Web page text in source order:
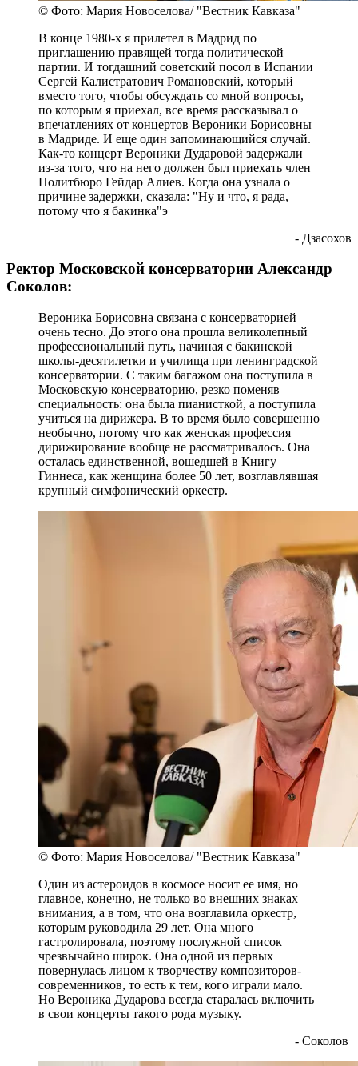
© Фото: Мария Новоселова/ "Вестник Кавказа"
В конце 1980-х я прилетел в Мадрид по
приглашению правящей тогда политической
партии. И тогдашний советский посол в Испании
Сергей Калистратович Романовский, который
вместо того, чтобы обсуждать со мной вопросы,
по которым я приехал, все время рассказывал о
впечатлениях от концертов Вероники Борисовны
в Мадриде. И еще один запоминающийся случай.
Как-то концерт Вероники Дударовой задержали
из-за того, что на него должен был приехать член
Политбюро Гейдар Алиев. Когда она узнала о
причине задержки, сказала: "Ну и что, я рада,
потому что я бакинка"э
- Дзасохов
Ректор Московской консерватории Александр
Соколов:
Вероника Борисовна связана с консерваторией
очень тесно. До этого она прошла великолепный
профессиональный путь, начиная с бакинской
школы-десятилетки и училища при ленинградской
консерватории. С таким багажом она поступила в
Московскую консерваторию, резко поменяв
специальность: она была пианисткой, а поступила
учиться на дирижера. В то время было совершенно
необычно, потому что как женская профессия
дирижирование вообще не рассматривалось. Она
осталась единственной, вошедшей в Книгу
Гиннеса, как женщина более 50 лет, возглавлявшая
крупный симфонический оркестр.
© Фото: Мария Новоселова/ "Вестник Кавказа"
Один из астероидов в космосе носит ее имя, но
главное, конечно, не только во внешних знаках
внимания, а в том, что она возглавила оркестр,
которым руководила 29 лет. Она много
гастролировала, поэтому послужной список
чрезвычайно широк. Она одной из первых
повернулась лицом к творчеству композиторов-
современников, то есть к тем, кого играли мало.
Но Вероника Дударова всегда старалась включить
в свои концерты такого рода музыку.
- Соколов